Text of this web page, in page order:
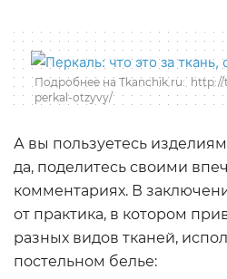
Подробнее на Tkanchik.ru:
perkal-otzyvy/
А вы пользуетесь
да, поделитесь своими
комментариях. В
от практика, в котором
разных видов тканей,
постельном белье: